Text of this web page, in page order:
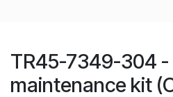
TR45-7349-304 -
maintenance kit